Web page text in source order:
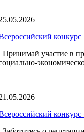
25.05.2026
Принимай участие в
21.05.2026